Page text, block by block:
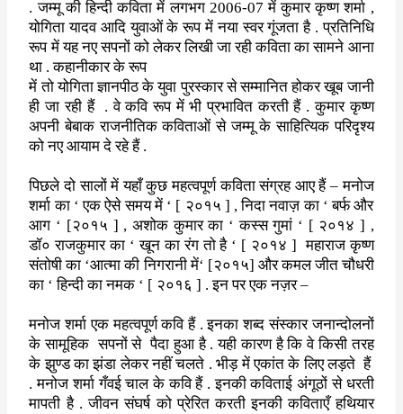
. जम्मू की हिन्दी कविता में लगभग 2006-07में कुमार कृष्ण शर्मा ,
योगितायादव आदि युवाओं के रूप में नया स्वर गूंजता है . प्रतिनिधि
रूप में यहनए सपनों को लेकर लिखी जा रही कविता का सामने आना
था . कहानीकार के रूप
में तो योगिता ज्ञानपीठ के युवा पुरस्कार से सम्मानित होकर खूब जानी
ही जा रही हैं.वे कवि रूप में भी प्रभावित करती हैं . कुमार कृष्ण
अपनीबेबाक राजनीतिक कविताओं से जम्मू के साहित्यिक परिदृश्य
को नए आयाम देरहे हैं .
पिछले दो सालों में यहाँ कुछ महत्वपूर्ण कविता संग्रह आए हैं – मनोज
शर्मा का ‘एक ऐसे समय में ‘ [ २०१५ ] ,निदा नवाज़ का ‘बर्फ और
आग ‘ [२०१५ ] , अशोक कुमार का ‘कस्स गुमां ‘ [ २०१४ ] ,
डॉ० राजकुमार का ‘खूनका रंग तो है ‘ [ २०१४ ]
महाराज कृष्ण
संतोषी का ‘आत्मा की निगरानी में‘ [२०१५] और कमल जीत चौधरी
का ‘हिन्दी का नमक ‘ [ २०१६ ] . इन पर एक नज़र –
मनोज शर्मा एक महत्वपूर्ण कवि हैं . इनका शब्द संस्कार जनान्दोलनों
केसामूहिक सपनों से पैदा हुआ है . यही कारण है कि वे किसी तरह
के झुण्डका झंडा लेकर नहीं चलते . भीड़ में एकांत के लिए लड़ते हैं
.मनोज शर्मागँवई चाल के कवि हैं . इनकी कविताई अंगूठों से धरती
मापती है . जीवन संघर्ष को प्रेरित करती इनकी कविताएँ हथियार